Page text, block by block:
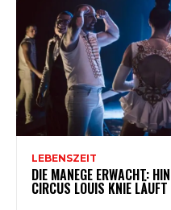
LEBENSZEIT
DIE MANEGE ERWACHT:
CIRCUS LOUIS KNIE LÄUFT